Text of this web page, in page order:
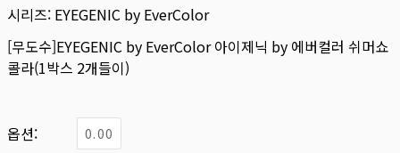
시리즈: EYEGENIC by EverColor
[무도수]EYEGENIC by EverColor 아이제닉 by 에버컬러 쉬머쇼
콜라(1박스 2개들이)
옵션: 0.00